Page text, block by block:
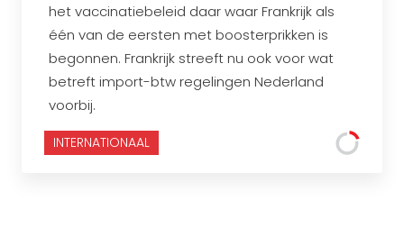
het vaccinatiebeleid daar waar Frankrijk als
één van de eersten met boosterprikken is
begonnen. Frankrijk streeft nu ook voor wat
betreft import-btw regelingen Nederland
voorbij.
INTERNATIONAAL